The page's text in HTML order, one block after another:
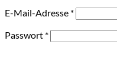
E-Mail-Adresse *Erforderlich
Passwort *Erforderlich